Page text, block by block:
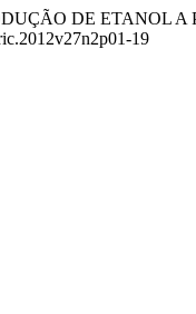
DE ETANOL
19